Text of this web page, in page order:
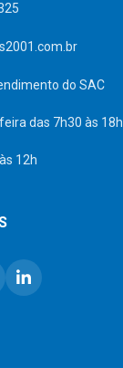
do SAC
das 7h30 às 18h
12h